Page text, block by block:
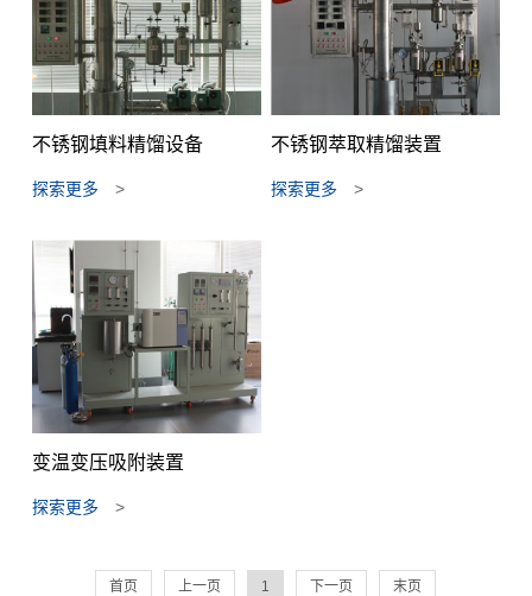
不锈钢填料精馏设备
探索更多 >
不锈钢萃取精馏装置
探索更多 >
变温变压吸附装置
探索更多 >
首页 上一页 1 下一页 末页